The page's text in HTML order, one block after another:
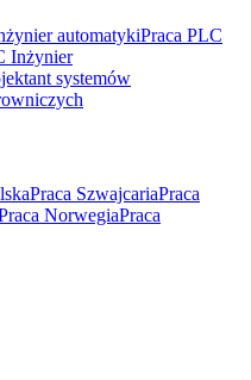
automatykiPraca PLC
Inżynier
systemów
Praca SzwajcariaPraca
NorwegiaPraca